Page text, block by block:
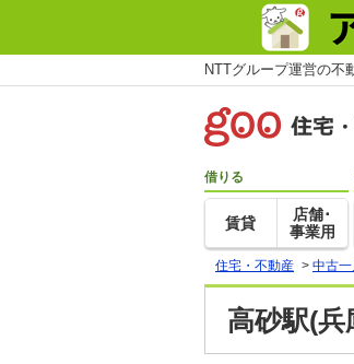
NTTグループ運営の不
借りる
賃貸
店舗･
事業用
住宅・不動産 > 中古
高砂駅(